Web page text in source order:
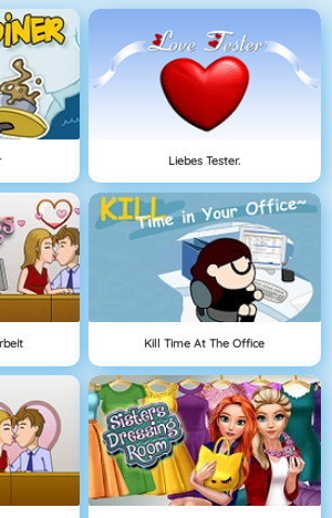
Liebes Tester.
Kill Time At The Office